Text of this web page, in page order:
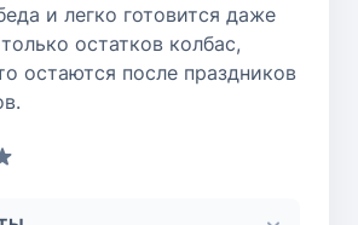
и легко готовится даже
остатков колбас,
остаются после праздников